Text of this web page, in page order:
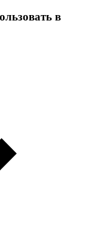
в